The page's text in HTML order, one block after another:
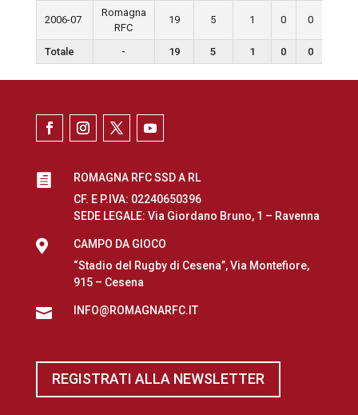
2006-07
Romagna
RFC
19 5 1 0 0
Totale - 19 5 1 0 0

ROMAGNA RFC SSD A RL
CF. E P.IVA: 02240650396
SEDE LEGALE: Via Giordano Bruno, 1 – Ravenna

CAMPO DA GIOCO
“Stadio del Rugby di Cesena”, Via Montefiore,
915 – Cesena
 INFO@ROMAGNARFC.IT
REGISTRATI ALLA NEWSLETTER